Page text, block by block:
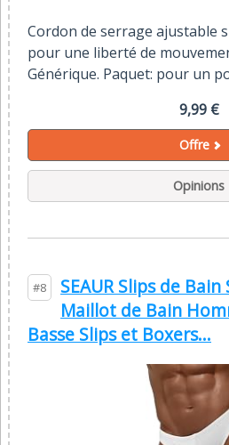
Cordon de serrage ajustable
pour une liberté de
Générique. Paquet: pour un
9,99 €
Offre
Opinions
#8
SEAUR Slips de
Maillot de Bain
Basse Slips et Boxers...